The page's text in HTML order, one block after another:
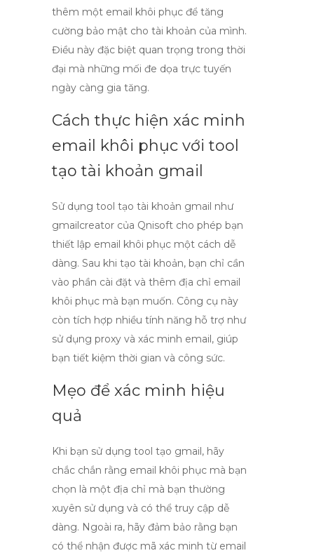
thêm một email khôi phục để tăng
cường bảo mật cho tài khoản của mình.
Điều này đặc biệt quan trọng trong thời
đại mà những mối đe dọa trực tuyến
ngày càng gia tăng.
Cách thực hiện xác minh
email khôi phục với tool
tạo tài khoản gmail
Sử dụng tool tạo tài khoản gmail như
gmailcreator của Qnisoft cho phép bạn
thiết lập email khôi phục một cách dễ
dàng. Sau khi tạo tài khoản, bạn chỉ cần
vào phần cài đặt và thêm địa chỉ email
khôi phục mà bạn muốn. Công cụ này
còn tích hợp nhiều tính năng hỗ trợ như
sử dụng proxy và xác minh email, giúp
bạn tiết kiệm thời gian và công sức.
Mẹo để xác minh hiệu
quả
Khi bạn sử dụng tool tạo gmail, hãy
chắc chắn rằng email khôi phục mà bạn
chọn là một địa chỉ mà bạn thường
xuyên sử dụng và có thể truy cập dễ
dàng. Ngoài ra, hãy đảm bảo rằng bạn
có thể nhận được mã xác minh từ email